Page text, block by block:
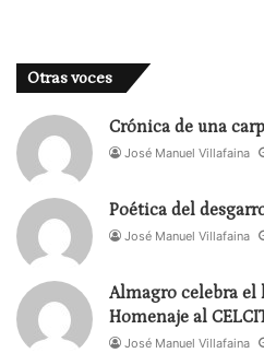
Otras voces
Crónica de una
José Manuel Villafaina
Poética del
José Manuel Villafaina
Almagro celebra
Homenaje al
José Manuel Villafaina